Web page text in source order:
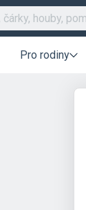
Pro rodiny